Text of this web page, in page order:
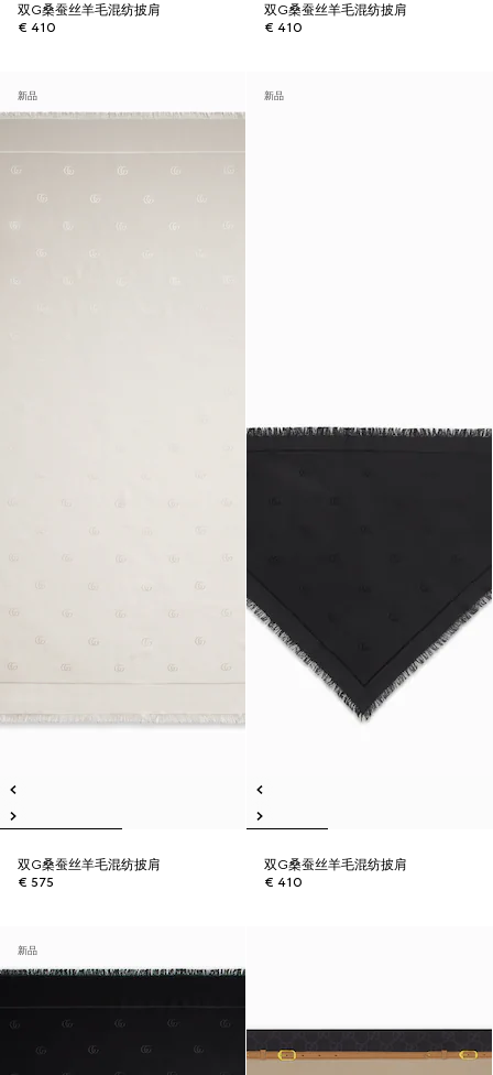
双G桑蚕丝羊毛混纺披肩
€ 410
双G桑蚕丝羊毛混纺披肩
€ 410
新品
双G桑蚕丝羊毛混纺披肩
€ 575
新品
双G桑蚕丝羊毛混纺披肩
€ 410
新品